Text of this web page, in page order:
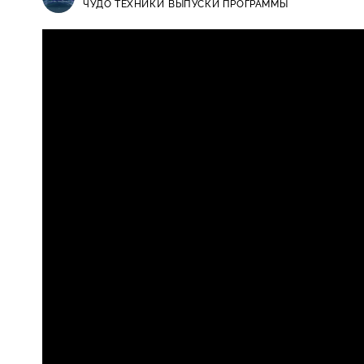
ЧУДО ТЕХНИКИ ВЫПУСКИ ПРОГРАММЫ